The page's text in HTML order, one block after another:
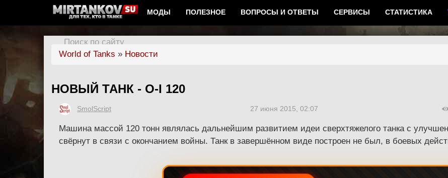
МОДЫ ПОЛЕЗНОЕ ВОПРОСЫ И ОТВЕТЫ СЕРВИСЫ СТАТИСТИКА
Поиск по сайту
World of Tanks » Новости
НОВЫЙ ТАНК - O-I 120
SmolScript 27 июня 2015, 02:07
Машина массой 120 тонн являлась дальнейшим развитием идеи сверхтяжелого танка с
свёрнут в связи с окончанием войны. Танк в завершённом виде построен не был, в боевых